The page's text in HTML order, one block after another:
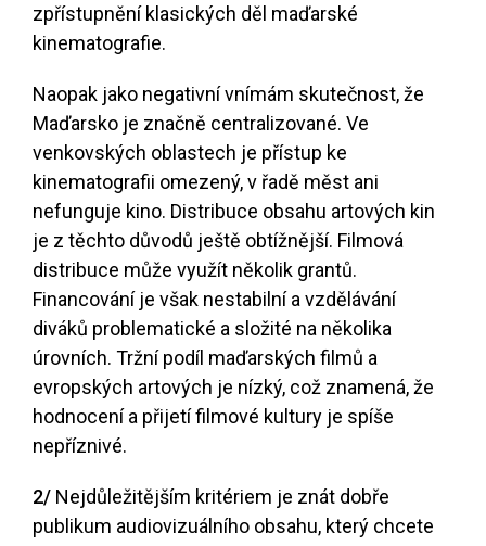
zpřístupnění klasických děl maďarské
kinematografie.
Naopak jako negativní vnímám skutečnost, že
Maďarsko je značně centralizované. Ve
venkovských oblastech je přístup ke
kinematografii omezený, v řadě měst ani
nefunguje kino. Distribuce obsahu artových kin
je z těchto důvodů ještě obtížnější. Filmová
distribuce může využít několik grantů.
Financování je však nestabilní a vzdělávání
diváků problematické a složité na několika
úrovních. Tržní podíl maďarských filmů a
evropských artových je nízký, což znamená, že
hodnocení a přijetí filmové kultury je spíše
nepříznivé.
2/ Nejdůležitějším kritériem je znát dobře
publikum audiovizuálního obsahu, který chcete